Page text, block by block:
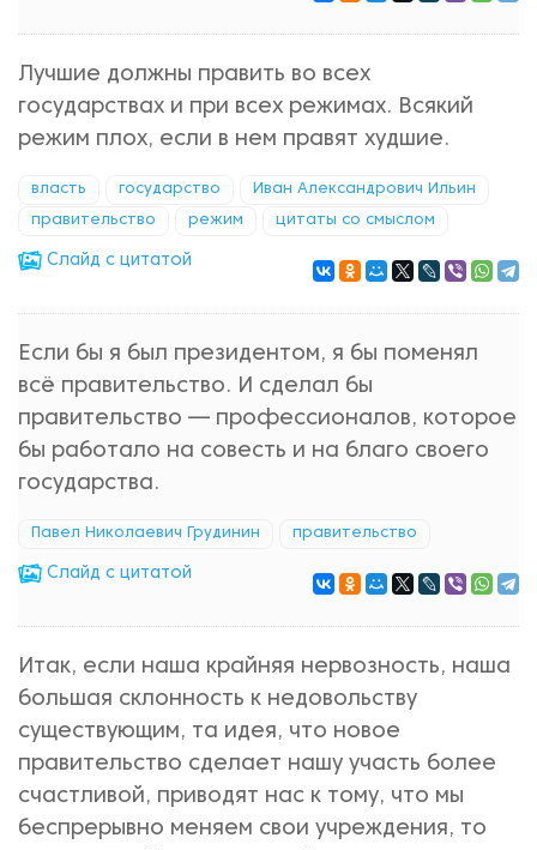
Лучшие должны править во всех
государствах и при всех режимах. Всякий
режим плох, если в нем правят худшие.
власть государство Иван Александрович Ильин
правительство режим цитаты со смыслом
Cлайд с цитатой
Если бы я был президентом, я бы поменял
всё правительство. И сделал бы
правительство — профессионалов, которое
бы работало на совесть и на благо своего
государства.
Павел Николаевич Грудинин правительство
Cлайд с цитатой
Итак, если наша крайняя нервозность, наша
большая склонность к недовольству
существующим, та идея, что новое
правительство сделает нашу участь более
счастливой, приводят нас к тому, что мы
беспрерывно меняем свои учреждения, то